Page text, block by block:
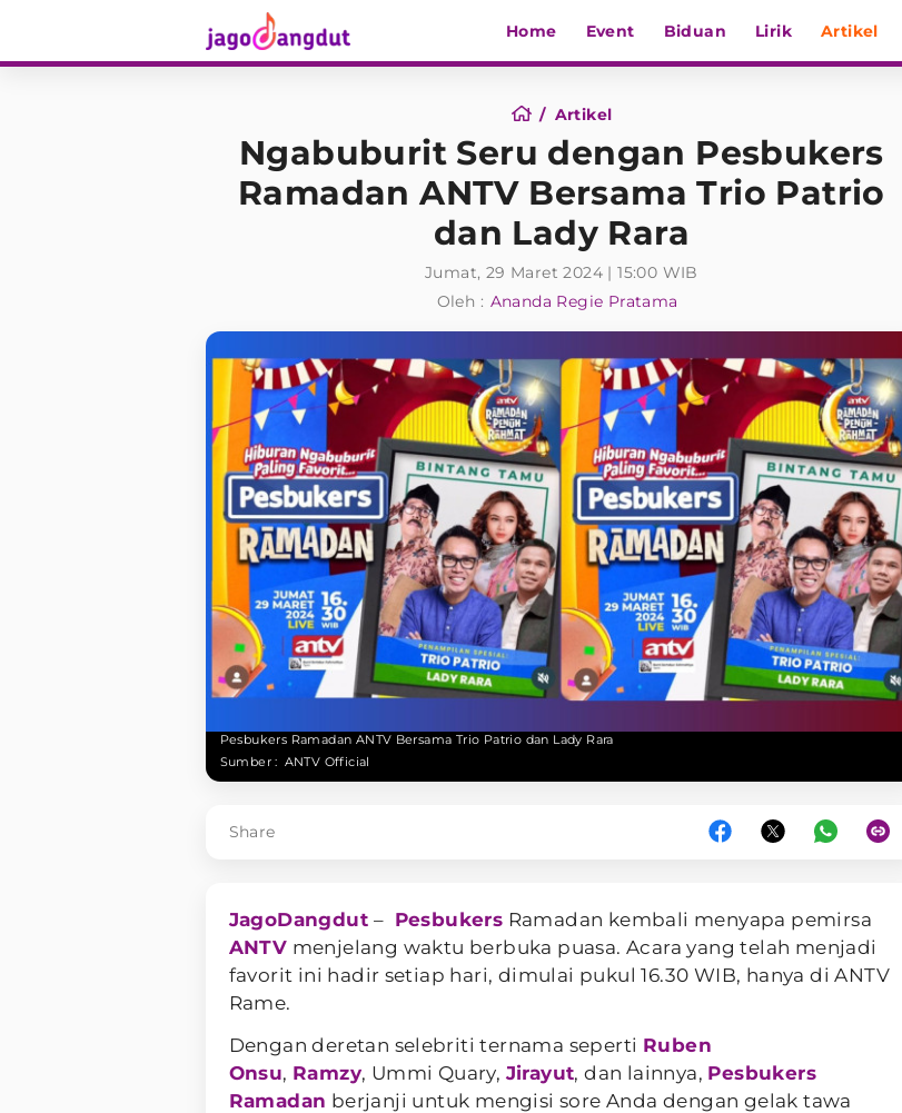
Home Event Biduan Lirik Artikel
Artikel
Ngabuburit Seru dengan Pesbukers
Ramadan ANTV Bersama Trio Patrio
dan Lady Rara
Jumat, 29 Maret 2024 | 15:00 WIB
Oleh : Ananda Regie Pratama
Pesbukers Ramadan ANTV Bersama Trio Patrio dan Lady Rara
Sumber : ANTV Official
Share
JagoDangdut – Pesbukers Ramadan kembali menyapa pemirsa
ANTV menjelang waktu berbuka puasa. Acara yang telah menjadi
favorit ini hadir setiap hari, dimulai pukul 16.30 WIB, hanya di ANTV
Rame.
Dengan deretan selebriti ternama seperti Ruben
Onsu, Ramzy, Ummi Quary, Jirayut, dan lainnya, Pesbukers
Ramadan berjanji untuk mengisi sore Anda dengan gelak tawa